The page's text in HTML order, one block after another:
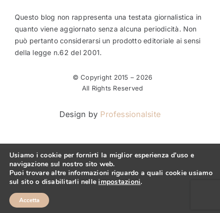
Questo blog non rappresenta una testata giornalistica in
quanto viene aggiornato senza alcuna periodicità. Non
può pertanto considerarsi un prodotto editoriale ai sensi
della legge n.62 del 2001.
© Copyright 2015 – 2026
All Rights Reserved
Design by Professionalsite
Usiamo i cookie per fornirti la miglior esperienza d'uso e
navigazione sul nostro sito web.
Puoi trovare altre informazioni riguardo a quali cookie usiamo
sul sito o disabilitarli nelleimpostazioni.
Accetta